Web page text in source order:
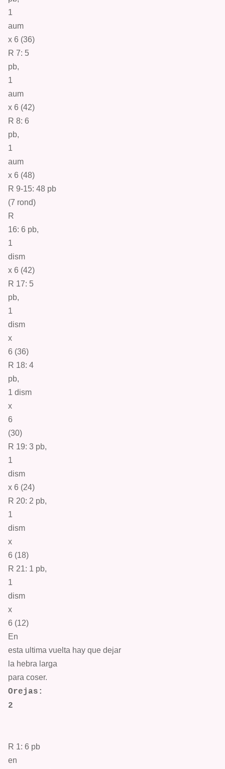
1
aum
x 6 (36)
R 7: 5
pb,
1
aum
x 6 (42)
R 8: 6
pb,
1
aum
x 6 (48)
R 9-15: 48 pb
(7 rond)
R
16: 6 pb,
1
dism
x 6 (42)
R 17: 5
pb,
1
dism
x
6 (36)
R 18: 4
pb,
1 dism
x
6
(30)
R 19: 3 pb,
1
dism
x 6 (24)
R 20: 2 pb,
1
dism
x
6 (18)
R 21: 1 pb,
1
dism
x
6 (12)
En
esta ultima vuelta hay que dejar
la hebra larga
para coser.
Orejas:
2
R 1: 6 pb
en